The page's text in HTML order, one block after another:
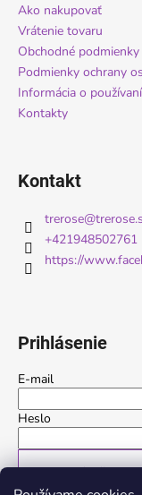
Ako nakupovať
Vrátenie tovaru
Obchodné podmienky
Podmienky ochrany
Informácia o
Kontakty
Kontakt
trerose@
+421948502761
https://
Prihlásenie
E-mail
Heslo